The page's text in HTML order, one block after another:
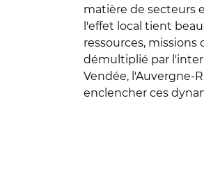
matière de secteurs
l'effet local tient
ressources,
démultiplié par
Vendée, l'Auvergne-
enclencher ces